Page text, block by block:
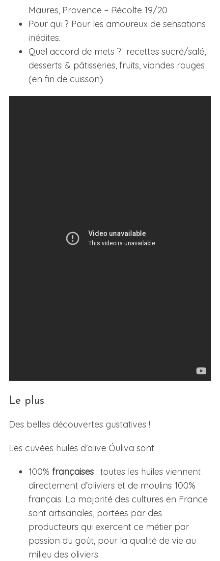
Maures, Provence – Récolte 19/20
Pour qui ? Pour les amoureux de sensations
inédites.
Quel accord de mets ? recettes sucré/salé,
desserts & pâtisseries, fruits, viandes rouges
(en fin de cuisson)
Le plus
Des belles découvertes gustatives !
Les cuvées huiles d’olive Óuliva sont
100% françaises: toutes les huiles viennent
directement d’oliviers et de moulins 100%
français. La majorité des cultures en France
sont artisanales, portées par des
producteurs qui exercent ce métier par
passion du goût, pour la qualité de vie au
milieu des oliviers.